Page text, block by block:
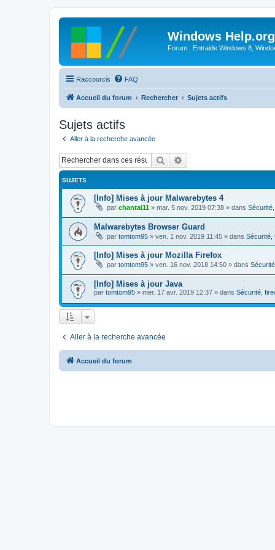
Windows Help.org
Forum : Entraide Windows 8,
Raccourcis FAQ
Accueil du forum Rechercher Sujets actifs
Sujets actifs
Aller à la recherche avancée
Rechercher
SUJETS
[Info] Mises à jour Malwarebytes 4
par chantal11 » mar. 5 nov. 2019 07:38 » dans
Malwarebytes Browser Guard
par tomtom95 » ven. 1 nov. 2019 11:45 » dans Sécurité,
[Info] Mises à jour Mozilla Firefox
par tomtom95 » ven. 16 nov. 2018 14:50 » dans
[Info] Mises à jour Java
par tomtom95 » mer. 17 avr. 2019 12:37 » dans Sécurité,
Aller à la recherche avancée
Accueil du forum